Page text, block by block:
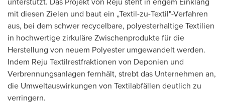
mit diesen Zielen und baut ein „Textil-zu-Textil"-Verfahren
aus, bei dem schwer recycelbare, polyesterhaltige Textilien
in hochwertige zirkuläre Zwischenprodukte für die
Herstellung von neuem Polyester umgewandelt werden.
Indem Reju Textilrestfraktionen von Deponien und
Verbrennungsanlagen fernhält, strebt das Unternehmen an,
die Umweltauswirkungen von Textilabfällen deutlich zu
verringern.